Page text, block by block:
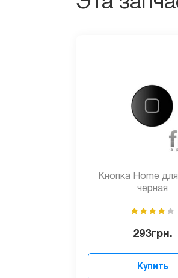
Кнопка Home
черная
293грн.
Купить